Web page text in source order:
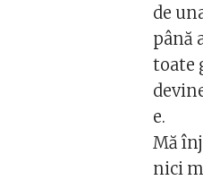
de
până
toate
e.
Mă
nici